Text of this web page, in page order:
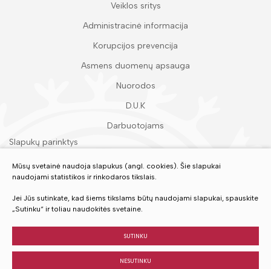
Veiklos sritys
Administracinė informacija
Korupcijos prevencija
Asmens duomenų apsauga
Nuorodos
D.U.K
Darbuotojams
Slapukų parinktys
Įvertinkite mūsų paslaugas
Mūsų svetainė naudoja slapukus (angl. cookies). Šie slapukai
naudojami statistikos ir rinkodaros tikslais.
Jei Jūs sutinkate, kad šiems tikslams būtų naudojami slapukai, spauskite
„Sutinku“ ir toliau naudokitės svetaine.
SUTINKU
NESUTINKU